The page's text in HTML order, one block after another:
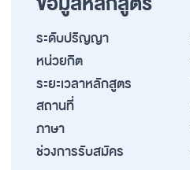
ระดับปริญญา
หน่วยกิต
ระยะเวลาหลักสูตร
สถานที่
ภาษา
ช่วงการรับสมัคร